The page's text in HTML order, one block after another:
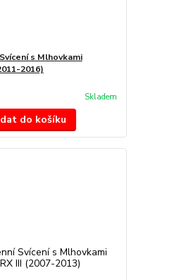
s Mlhovkami
2016)
Skladem
do košíku